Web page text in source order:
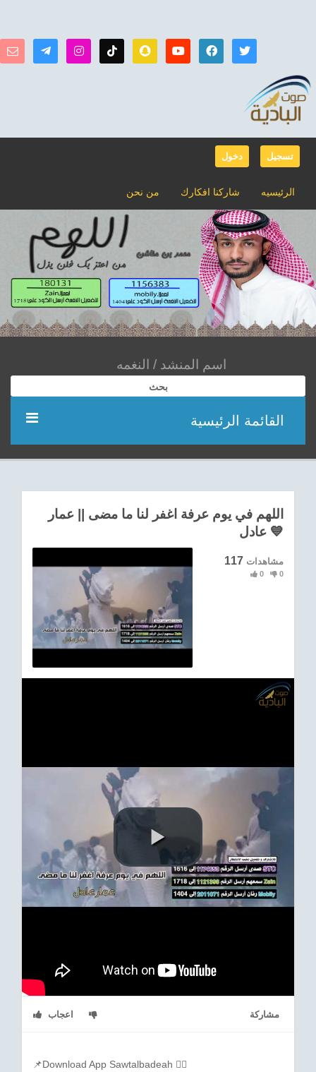
دخول تسجيل
من نحن شاركنا افكارك الرئيسيه
بحث
القائمة الرئيسية
شعر
اناشيد
ادعية
Asian
رياضي
Sudani tones
اللهم في يوم عرفة اغفر لنا ما مضى || عمار
عادل 💙
117 مشاهدات
0 0
اعجاب مشاركة
📌Download App Sawtalbadeah 👇🏼